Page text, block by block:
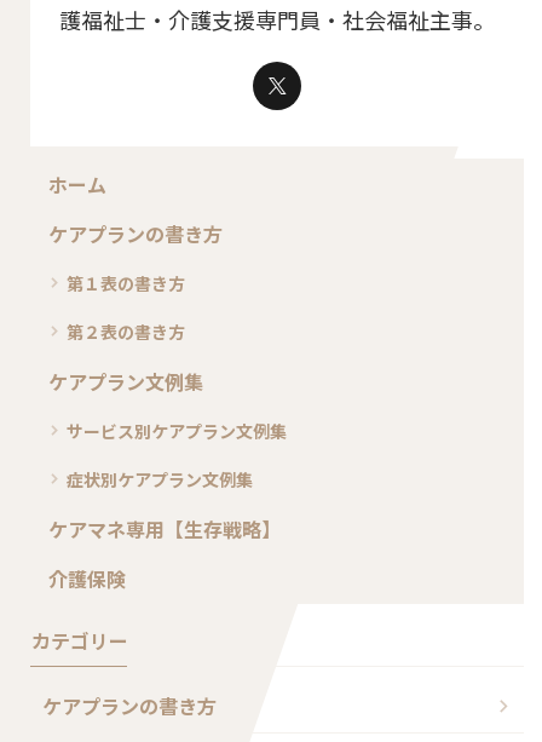
護福祉士・介護支援専門員・社会福祉主事。
ホーム
ケアプランの書き方
第１表の書き方
第２表の書き方
ケアプラン文例集
サービス別ケアプラン文例集
症状別ケアプラン文例集
ケアマネ専用【生存戦略】
介護保険
カテゴリー
ケアプランの書き方